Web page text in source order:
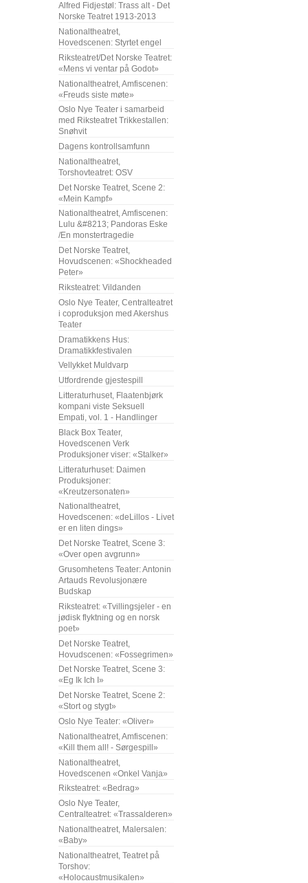
Alfred Fidjestøl: Trass alt - Det
Norske Teatret 1913-2013
Nationaltheatret,
Hovedscenen: Styrtet engel
Riksteatret/Det Norske Teatret:
«Mens vi ventar på Godot»
Nationaltheatret, Amfiscenen:
«Freuds siste møte»
Oslo Nye Teater i samarbeid
med Riksteatret Trikkestallen:
Snøhvit
Dagens kontrollsamfunn
Nationaltheatret,
Torshovteatret: OSV
Det Norske Teatret, Scene 2:
«Mein Kampf»
Nationaltheatret, Amfiscenen:
Lulu &#8213; Pandoras Eske
/En monstertragedie
Det Norske Teatret,
Hovudscenen: «Shockheaded
Peter»
Riksteatret: Vildanden
Oslo Nye Teater, Centralteatret
i coproduksjon med Akershus
Teater
Dramatikkens Hus:
Dramatikkfestivalen
Vellykket Muldvarp
Utfordrende gjestespill
Litteraturhuset, Flaatenbjørk
kompani viste Seksuell
Empati, vol. 1 - Handlinger
Black Box Teater,
Hovedscenen Verk
Produksjoner viser: «Stalker»
Litteraturhuset: Daimen
Produksjoner:
«Kreutzersonaten»
Nationaltheatret,
Hovedscenen: «deLillos - Livet
er en liten dings»
Det Norske Teatret, Scene 3:
«Over open avgrunn»
Grusomhetens Teater: Antonin
Artauds Revolusjonære
Budskap
Riksteatret: «Tvillingsjeler - en
jødisk flyktning og en norsk
poet»
Det Norske Teatret,
Hovudscenen: «Fossegrimen»
Det Norske Teatret, Scene 3:
«Eg Ik Ich I»
Det Norske Teatret, Scene 2:
«Stort og stygt»
Oslo Nye Teater: «Oliver»
Nationaltheatret, Amfiscenen:
«Kill them all! - Sørgespill»
Nationaltheatret,
Hovedscenen «Onkel Vanja»
Riksteatret: «Bedrag»
Oslo Nye Teater,
Centralteatret: «Trassalderen»
Nationaltheatret, Malersalen:
«Baby»
Nationaltheatret, Teatret på
Torshov:
«Holocaustmusikalen»